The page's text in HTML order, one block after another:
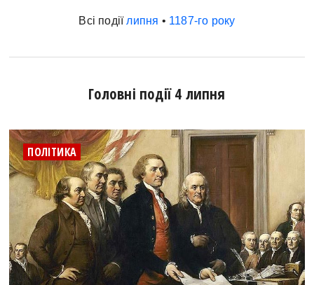
Всі подіїлипня • 1187-го року
Головні події 4 липня
ПОЛІТИКА